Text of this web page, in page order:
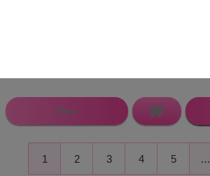
Prev
1 2 3 4 5 …